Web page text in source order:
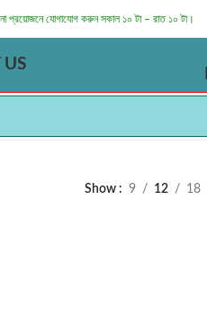
প্রয়োজনে যোগাযোগ করুন সকাল ১০ টা – রাত ১০ টা।
Show 9 12 18